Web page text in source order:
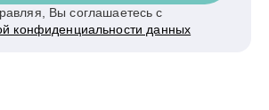
Вы соглашаетесь с
конфиденциальности данных